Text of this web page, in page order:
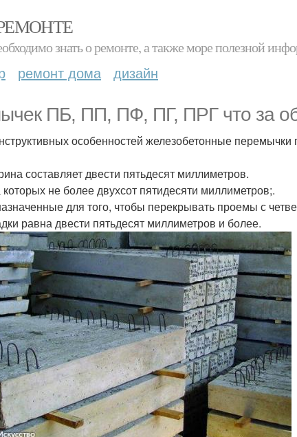
знать о ремонте, а также море полезной
ремонт дома дизайн
ПБ, ПП, ПФ, ПГ, ПРГ что за
особенностей железобетонные
составляет двести пятьдесят миллиметров.
не более двухсот пятидесяти миллиметров;.
для того, чтобы перекрывать проемы с
равна двести пятьдесят миллиметров и более.